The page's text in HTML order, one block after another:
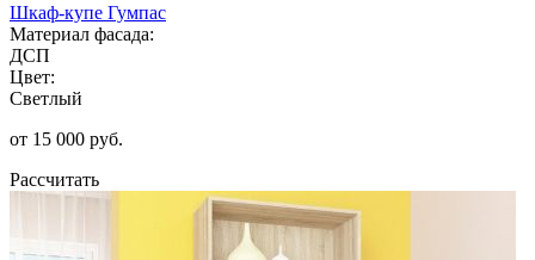
Шкаф-купе Гумпас
Материал фасада:
ДСП
Цвет:
Светлый
от 15 000 руб.
Рассчитать